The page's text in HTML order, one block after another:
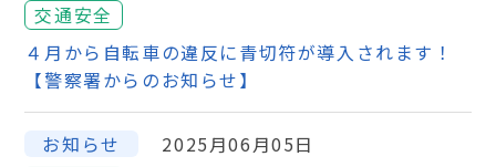
交通安全
４月から自転車の違反に青切符が導入されます！
【警察署からのお知らせ】
お知らせ
2025月06月05日